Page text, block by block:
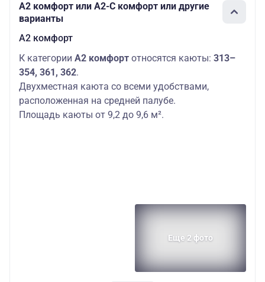
А2 комфорт или А2-С комфорт или другие
варианты
А2 комфорт
К категории А2 комфорт относятся каюты: 313–
354, 361, 362.
Двухместная каюта со всеми удобствами,
расположенная на средней палубе.
Площадь каюты от 9,2 до 9,6 м².
Еще 2 фото